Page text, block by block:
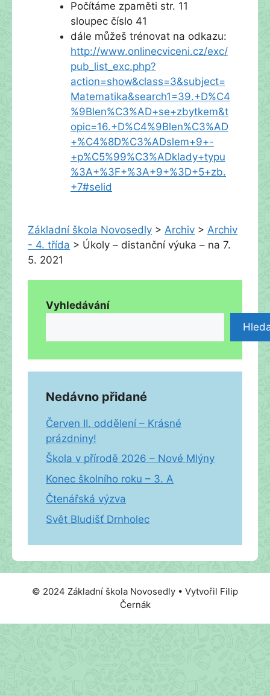
Počítáme zpaměti str. 11
sloupec číslo 41
dále můžeš trénovat na odkazu:
http://www.onlinecviceni.cz/exc/
pub_list_exc.php?
action=show&class=3&subject=
Matematika&search1=39.+D%C4
%9Blen%C3%AD+se+zbytkem&t
opic=16.+D%C4%9Blen%C3%AD
+%C4%8D%C3%ADslem+9+-
+p%C5%99%C3%ADklady+typu
%3A+%3F+%3A+9+%3D+5+zb.
+7#selid
Základní škola Novosedly > Archiv > Archiv
- 4. třída > Úkoly – distanční výuka – na 7.
5. 2021
Vyhledávání
Nedávno přidané
Červen II. oddělení – Krásné
prázdniny!
Škola v přírodě 2026 – Nové Mlýny
Konec školního roku – 3. A
Čtenářská výzva
Svět Bludišť Drnholec
© 2024 Základní škola Novosedly • Vytvořil Filip
Černák